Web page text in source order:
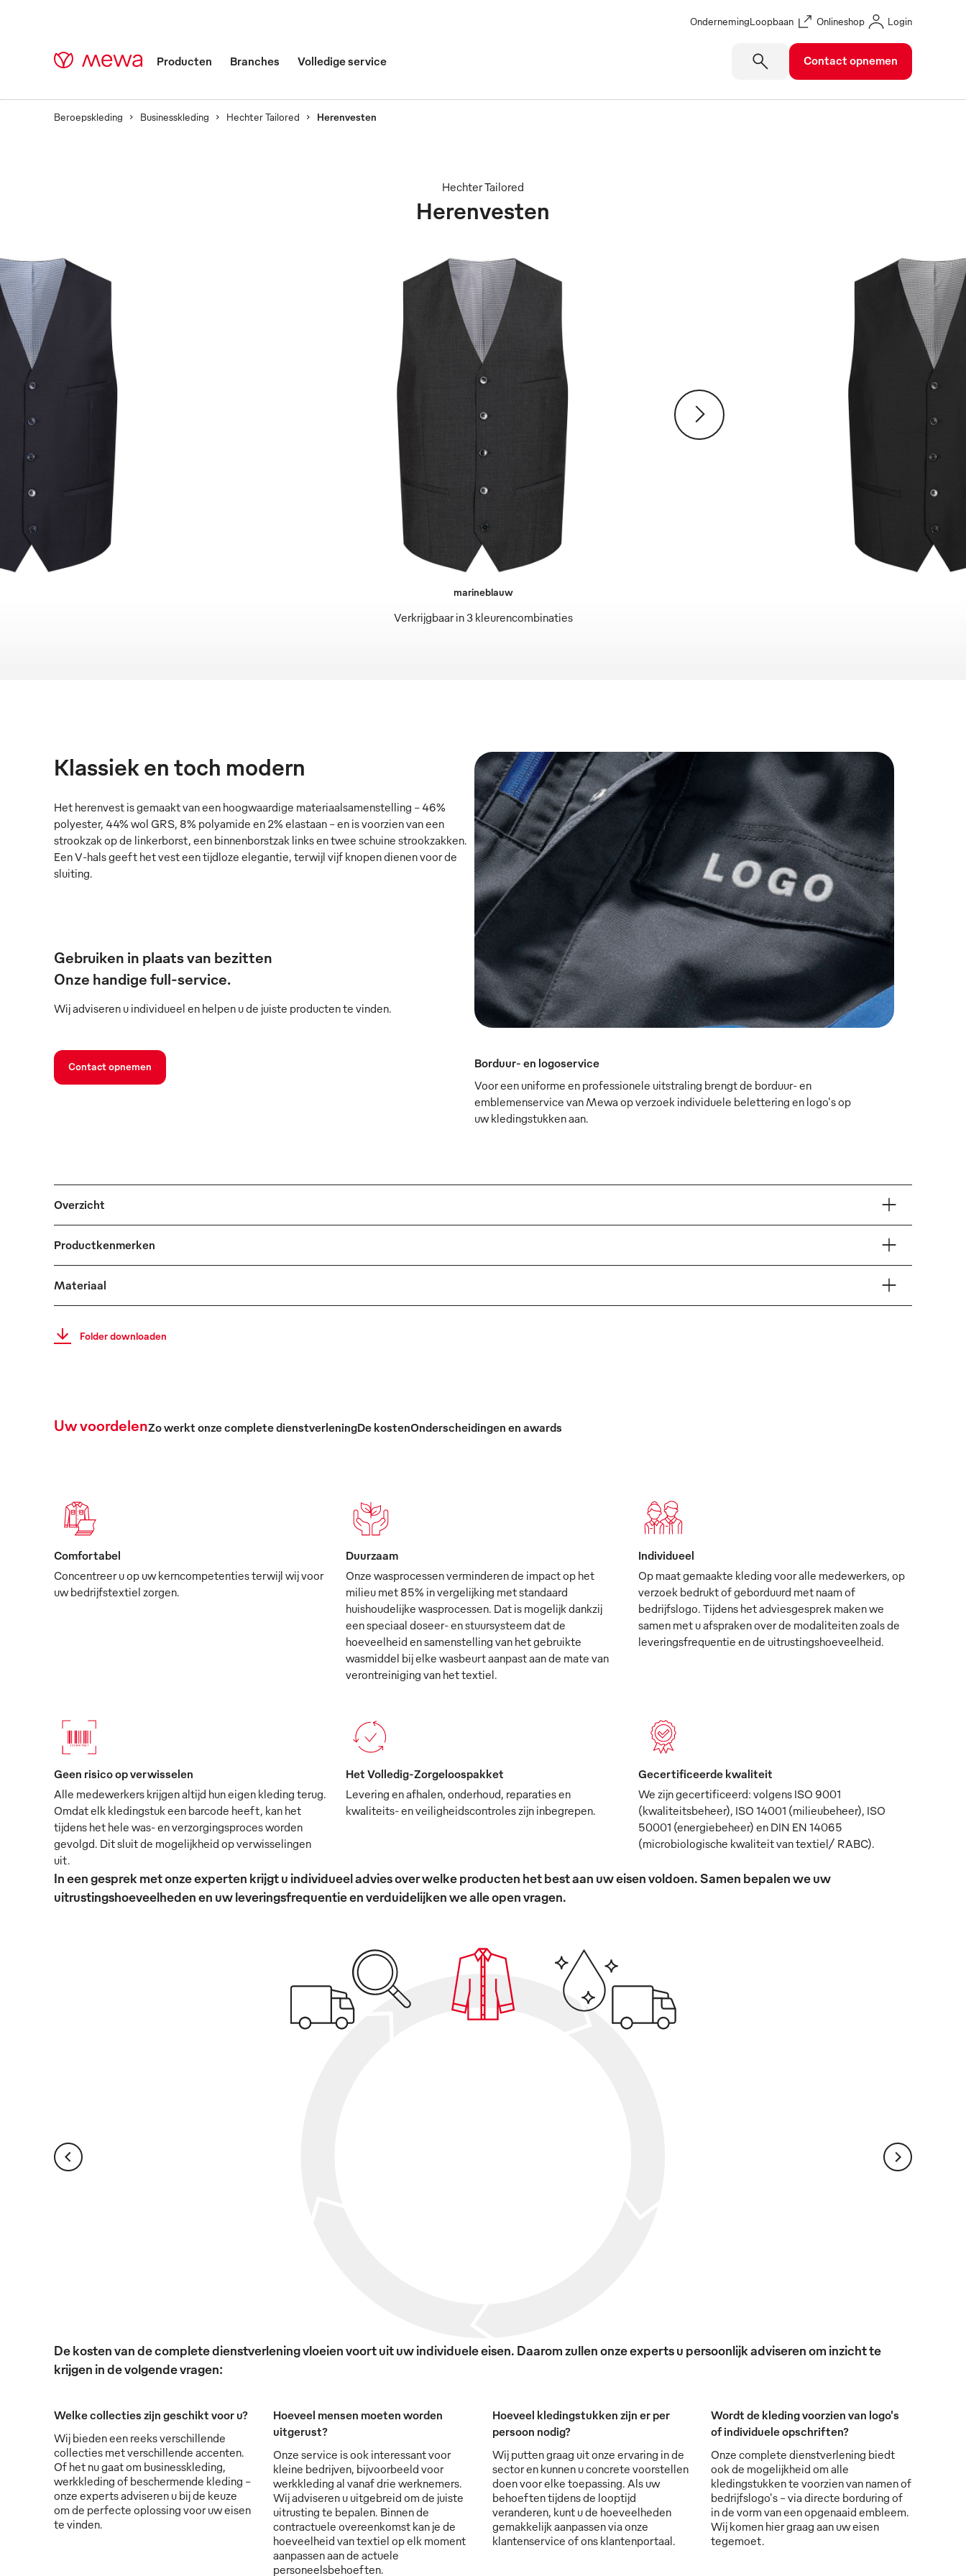
OndernemingLoopbaan Onlineshop Login
Producten Branches Volledige service Contact opnemen
Beroepskleding Businesskleding Hechter Tailored Herenvesten
Herenvesten
Hechter Tailored
Verkrijgbaar in 3 kleurencombinaties
marineblauw
Klassiek en toch modern
Het herenvest is gemaakt van een hoogwaardige materiaalsamenstelling – 46%
polyester, 44% wol GRS, 8% polyamide en 2% elastaan – en is voorzien van een
strookzak op de linkerborst, een binnenborstzak links en twee schuine strookzakken.
Een V-hals geeft het vest een tijdloze elegantie, terwijl vijf knopen dienen voor de
sluiting.
Gebruiken in plaats van bezitten
Onze handige full-service.
Wij adviseren u individueel en helpen u de juiste producten te vinden.
Contact opnemen
Borduur- en logoservice
Voor een uniforme en professionele uitstraling brengt de borduur- en
emblemenservice van Mewa op verzoek individuele belettering en logo's op
uw kledingstukken aan.
Overzicht
Productkenmerken
Materiaal
Folder downloaden
Uw voordelenZo werkt onze complete dienstverleningDe kostenOnderscheidingen en awards
Comfortabel
Concentreer u op uw kerncompetenties terwijl wij voor
uw bedrijfstextiel zorgen.
Duurzaam
Onze wasprocessen verminderen de impact op het
milieu met 85% in vergelijking met standaard
huishoudelijke wasprocessen. Dat is mogelijk dankzij
een speciaal doseer- en stuursysteem dat de
hoeveelheid en samenstelling van het gebruikte
wasmiddel bij elke wasbeurt aanpast aan de mate van
verontreiniging van het textiel.
Individueel
Op maat gemaakte kleding voor alle medewerkers, op
verzoek bedrukt of geborduurd met naam of
bedrijfslogo. Tijdens het adviesgesprek maken we
samen met u afspraken over de modaliteiten zoals de
leveringsfrequentie en de uitrustingshoeveelheid.
Geen risico op verwisselen
Alle medewerkers krijgen altijd hun eigen kleding terug.
Omdat elk kledingstuk een barcode heeft, kan het
tijdens het hele was- en verzorgingsproces worden
gevolgd. Dit sluit de mogelijkheid op verwisselingen
uit.
Het Volledig-Zorgeloospakket
Levering en afhalen, onderhoud, reparaties en
kwaliteits- en veiligheidscontroles zijn inbegrepen.
Gecertificeerde kwaliteit
We zijn gecertificeerd: volgens ISO 9001
(kwaliteitsbeheer), ISO 14001 (milieubeheer), ISO
50001 (energiebeheer) en DIN EN 14065
(microbiologische kwaliteit van textiel/ RABC).
In een gesprek met onze experten krijgt u individueel advies over welke producten het best aan uw eisen voldoen. Samen bepalen we uw
uitrustingshoeveelheden en uw leveringsfrequentie en verduidelijken we alle open vragen.
De kosten van de complete dienstverlening vloeien voort uit uw individuele eisen. Daarom zullen onze experts u persoonlijk adviseren om inzicht te
krijgen in de volgende vragen:
Welke collecties zijn geschikt voor u?
Wij bieden een reeks verschillende
collecties met verschillende accenten.
Of het nu gaat om businesskleding,
werkkleding of beschermende kleding -
onze experts adviseren u bij de keuze
om de perfecte oplossing voor uw eisen
te vinden.
Hoeveel mensen moeten worden
uitgerust?
Onze service is ook interessant voor
kleine bedrijven, bijvoorbeeld voor
werkkleding al vanaf drie werknemers.
Wij adviseren u uitgebreid om de juiste
uitrusting te bepalen. Binnen de
contractuele overeenkomst kan je de
hoeveelheid van textiel op elk moment
aanpassen aan de actuele
personeelsbehoeften.
Hoeveel kledingstukken zijn er per
persoon nodig?
Wij putten graag uit onze ervaring in de
sector en kunnen u concrete voorstellen
doen voor elke toepassing. Als uw
behoeften tijdens de looptijd
veranderen, kunt u de hoeveelheden
gemakkelijk aanpassen via onze
klantenservice of ons klantenportaal.
Wordt de kleding voorzien van logo's
of individuele opschriften?
Onze complete dienstverlening biedt
ook de mogelijkheid om alle
kledingstukken te voorzien van namen of
bedrijfslogo's - via directe borduring of
in de vorm van een opgenaaid embleem.
Wij komen hier graag aan uw eisen
tegemoet.